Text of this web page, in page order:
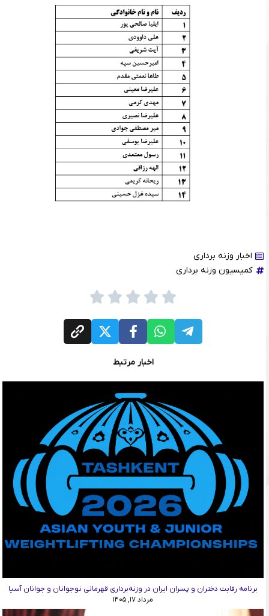
اخبار وزنه برداری
کمیسیون وزنه برداری
اخبار مرتبط
برنامه رقابت دختران و پسران ایران در وزنه‌برداری قهرمانی نوجوانان و جوانان آسیا
مرداد ۱۷, ۱۴۰۵